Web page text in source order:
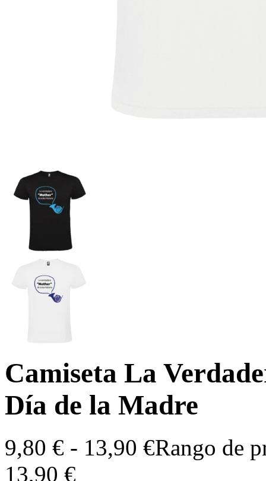
Camiseta La
Día de la Madre
9,80 € - 13,90 €Rango de
13,90 €